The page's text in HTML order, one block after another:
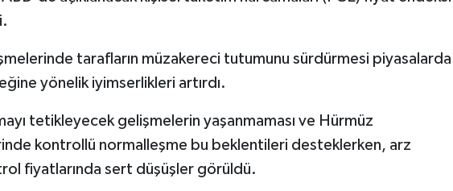
tarafların müzakereci tutumunu sürdürmesi piyasalarda
yönelik iyimserlikleri artırdı.
tetikleyecek gelişmelerin yaşanmaması ve Hürmüz
kontrollü normalleşme bu beklentileri desteklerken, arz
fiyatlarında sert düşüşler görüldü.